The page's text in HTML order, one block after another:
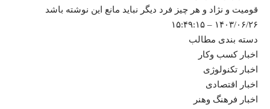
قومیت و نژاد و هر چیز فرد دیگر نباید مانع این نوشته باشد
۱۴۰۳/۰۶/۲۶ – ۱۵:۴۹:۱۵
دسته بندی مطالب
اخبار کسب وکار
اخبار تکنولوژی
اخبار اقتصادی
اخبار فرهنگ وهنر